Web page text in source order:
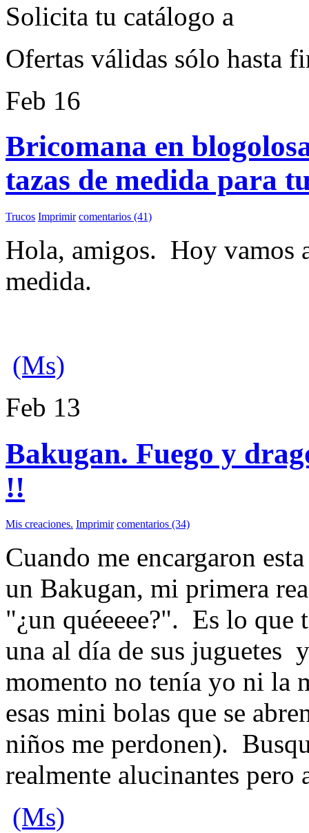
Solicita tu catálogo a
Ofertas válidas sólo hasta
Feb 16
Bricomana en
tazas de medida para
Trucos Imprimir comentarios (41)
Hola, amigos. Hoy vamos
medida.
(Ms)
Feb 13
Bakugan. Fuego y
!!
Mis creaciones. Imprimir comentarios (34)
Cuando me encargaron
un Bakugan, mi primera
"¿un quéeeee?". Es lo que
una al día de sus juguetes
momento no tenía yo ni la
esas mini bolas que se
niños me perdonen).
realmente alucinantes pero
(Ms)